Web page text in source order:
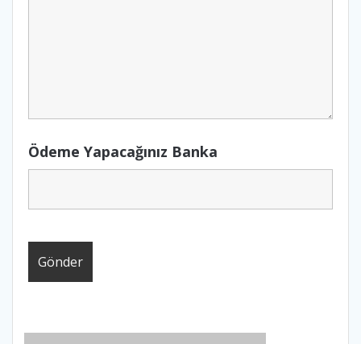
Ödeme Yapacağınız Banka